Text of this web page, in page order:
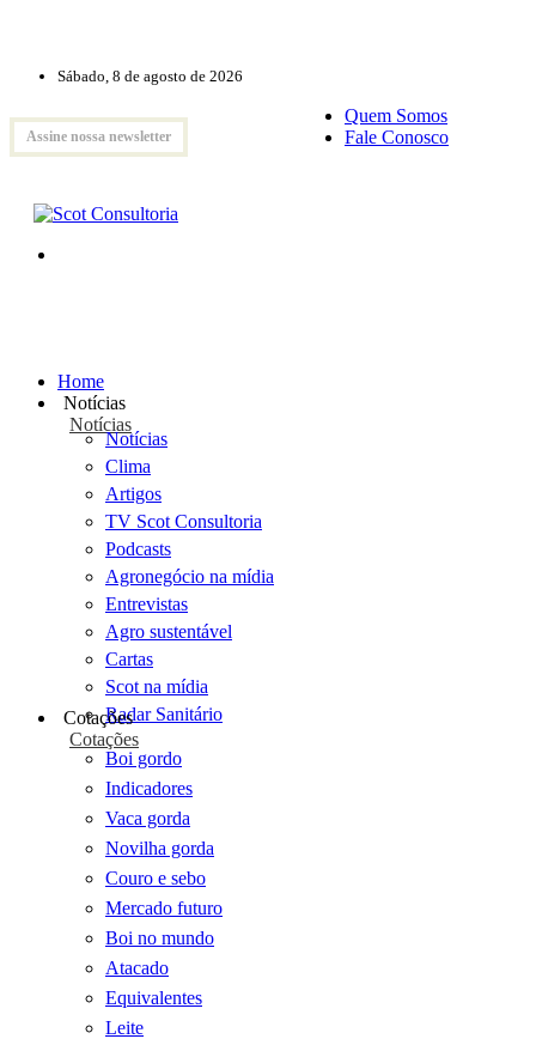
Sábado, 8 de agosto de 2026
Assine nossa newsletter
Quem Somos
Fale Conosco
Home
Notícias
Notícias
Notícias
Clima
Artigos
TV Scot Consultoria
Podcasts
Agronegócio na mídia
Entrevistas
Agro sustentável
Cartas
Scot na mídia
Radar Sanitário
Cotações
Cotações
Boi gordo
Indicadores
Vaca gorda
Novilha gorda
Couro e sebo
Mercado futuro
Boi no mundo
Atacado
Equivalentes
Leite